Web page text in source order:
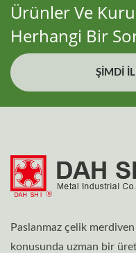
Ürünler Ve
Herhangi Bir
ŞIMDI
Paslanmaz çelik
konusunda uzman bir